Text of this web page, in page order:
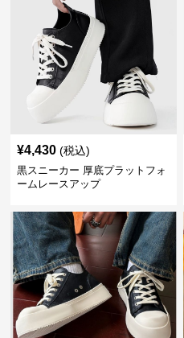
¥4,430 (税込)
黒スニーカー 厚底プラットフォ
ームレースアップ